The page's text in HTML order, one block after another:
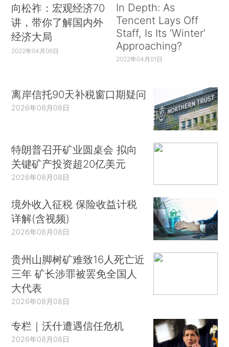
向松祚：宏观经济70
讲，带你了解国内外
经济大局
2022年04月06日
In Depth: As
Tencent Lays Off
Staff, Is Its ‘Winter’
Approaching?
2022年04月01日
离岸信托90天补税窗口期疑问
2026年08月08日
特朗普召开矿业圆桌会 拟向
关键矿产投资超20亿美元
2026年08月08日
境外收入征税 保险收益计税
详解(含视频)
2026年08月08日
贵州山脚树矿难致16人死亡近
三年 矿长涉罪被罢免全国人
大代表
2026年08月08日
专栏｜沃什遭遇信任危机
2026年08月08日